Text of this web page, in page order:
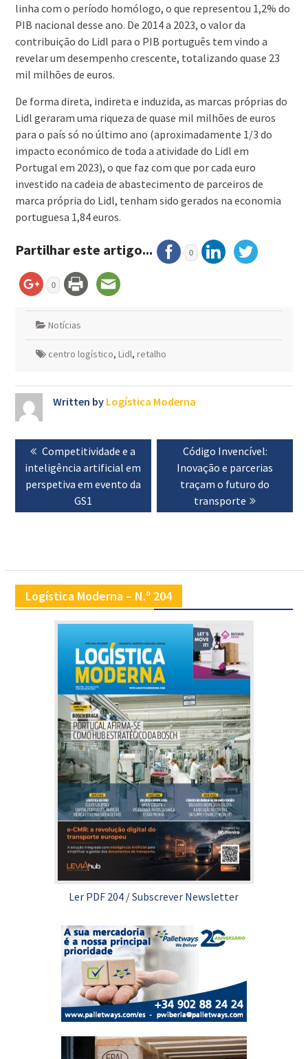
linha com o período homólogo, o que representou 1,2% do
PIB nacional desse ano. De 2014 a 2023, o valor da
contribuição do Lidl para o PIB português tem vindo a
revelar um desempenho crescente, totalizando quase 23
mil milhões de euros.
De forma direta, indireta e induzida, as marcas próprias do
Lidl geraram uma riqueza de quase mil milhões de euros
para o país só no último ano (aproximadamente 1/3 do
impacto económico de toda a atividade do Lidl em
Portugal em 2023), o que faz com que por cada euro
investido na cadeia de abastecimento de parceiros de
marca própria do Lidl, tenham sido gerados na economia
portuguesa 1,84 euros.
Partilhar este artigo... 0
0
Notícias
centro logístico, Lidl, retalho
Written by Logística Moderna
Navegação
artigos
Previous
post:
Competitividade e a
inteligência artificial em
perspetiva em evento da
GS1
Next
post:
Código Invencível:
Inovação e parcerias
traçam o futuro do
transporte
Logística Moderna – N.º 204
Ler PDF 204 /Subscrever Newsletter